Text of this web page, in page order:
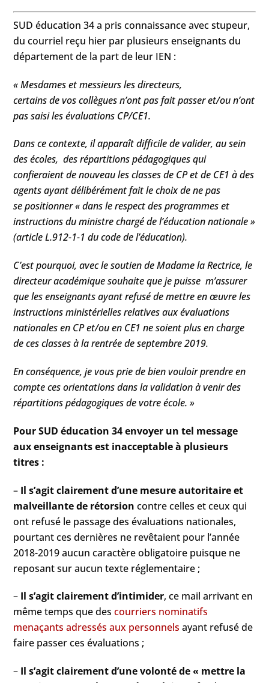
SUD éducation 34 a pris connaissance avec stupeur,
du courriel reçu hier par plusieurs enseignants du
département de la part de leur IEN :
« Mesdames et messieurs les directeurs,
certains de vos collègues n’ont pas fait passer et/ou n’ont
pas saisi les évaluations CP/CE1.
Dans ce contexte, il apparaît difficile de valider, au sein
des écoles, des répartitions pédagogiques qui
confieraient de nouveau les classes de CP et de CE1 à des
agents ayant délibérément fait le choix de ne pas
se positionner « dans le respect des programmes et
instructions du ministre chargé de l’éducation nationale »
(article L.912-1-1 du code de l’éducation).
C’est pourquoi, avec le soutien de Madame la Rectrice, le
directeur académique souhaite que je puisse m’assurer
que les enseignants ayant refusé de mettre en œuvre les
instructions ministérielles relatives aux évaluations
nationales en CP et/ou en CE1 ne soient plus en charge
de ces classes à la rentrée de septembre 2019.
En conséquence, je vous prie de bien vouloir prendre en
compte ces orientations dans la validation à venir des
répartitions pédagogiques de votre école. »
Pour SUD éducation 34 envoyer un tel message
aux enseignants est inacceptable à plusieurs
titres :
– Il s’agit clairement d’une mesure autoritaire et
malveillante de rétorsion contre celles et ceux qui
ont refusé le passage des évaluations nationales,
pourtant ces dernières ne revêtaient pour l’année
2018-2019 aucun caractère obligatoire puisque ne
reposant sur aucun texte réglementaire ;
– Il s’agit clairement d’intimider, ce mail arrivant en
même temps que descourriers nominatifs
menaçants adressés aux personnels ayant refusé de
faire passer ces évaluations ;
– Il s’agit clairement d’une volonté de « mettre la